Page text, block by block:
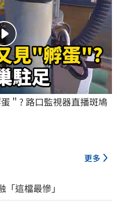
＂? 路口監視器直播斑鳩
更多
這檔最慘」